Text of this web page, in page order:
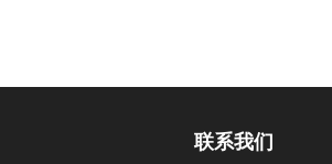
联系我们